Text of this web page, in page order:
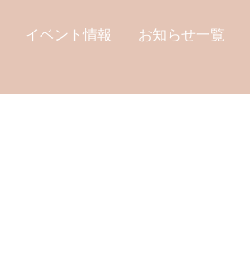
イベント情報 お知らせ一覧